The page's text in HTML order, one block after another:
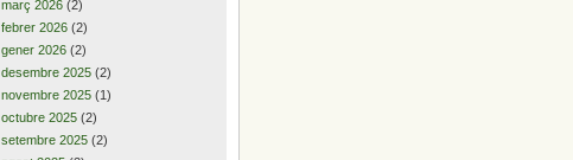
març 2026 (2)
febrer 2026 (2)
gener 2026 (2)
desembre 2025 (2)
novembre 2025 (1)
octubre 2025 (2)
setembre 2025 (2)